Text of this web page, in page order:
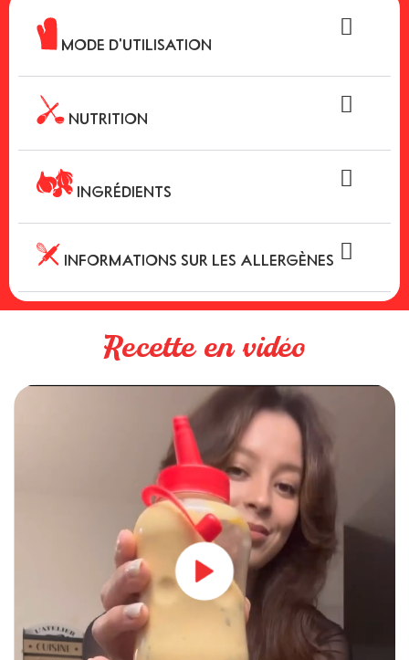
MODE D'UTILISATION
NUTRITION
INGRÉDIENTS
INFORMATIONS SUR LES ALLERGÈNES
Recette en vidéo